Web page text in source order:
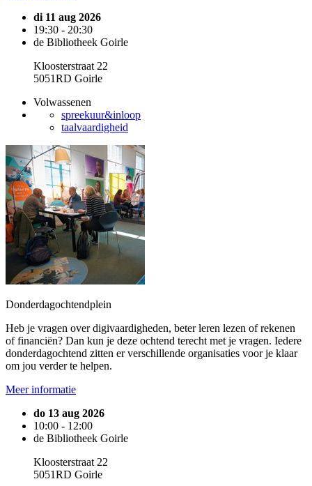
di 11 aug 2026
19:30 - 20:30
de Bibliotheek Goirle
Kloosterstraat 22
5051RD Goirle
Volwassenen
spreekuur&inloop
taalvaardigheid
Donderdagochtendplein
Heb je vragen over digivaardigheden, beter leren lezen of rekenen
of financiën? Dan kun je deze ochtend terecht met je vragen. Iedere
donderdagochtend zitten er verschillende organisaties voor je klaar
om jou verder te helpen.
Meer informatie
do 13 aug 2026
10:00 - 12:00
de Bibliotheek Goirle
Kloosterstraat 22
5051RD Goirle